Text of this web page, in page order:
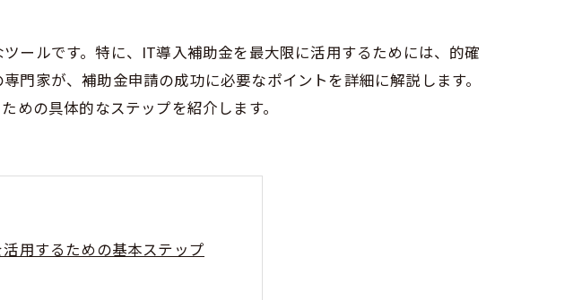
ールです。特に、IT導入補助金を最大限に活用するためには、的確
家が、補助金申請の成功に必要なポイントを詳細に解説します。
めの具体的なステップを紹介します。
用するための基本ステップ